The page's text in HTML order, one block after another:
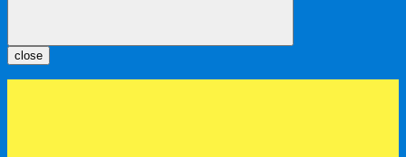
close